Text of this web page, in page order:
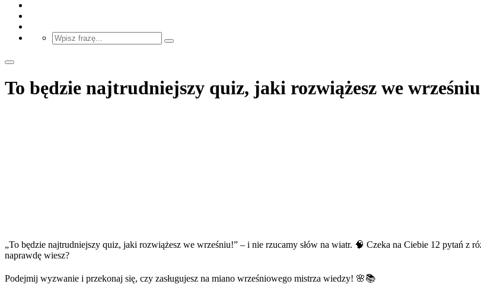
To będzie najtrudniejszy quiz, jaki rozwiążesz we
„To będzie najtrudniejszy quiz, jaki rozwiążesz we wrześniu!” – i nie rzucamy słów na wiatr. 🧠 Czeka na Ciebie 12 pytań
naprawdę wiesz?
Podejmij wyzwanie i przekonaj się, czy zasługujesz na miano wrześniowego mistrza wiedzy! 🌸📚